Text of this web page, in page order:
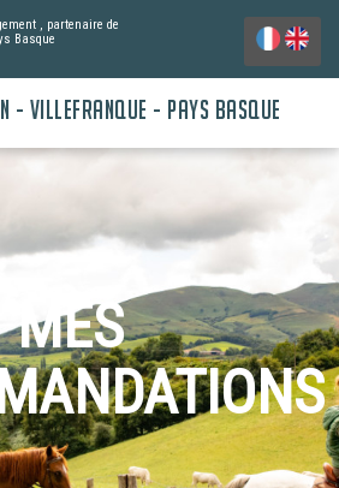
, partenaire de
Basque
- VILLEFRANQUE - PAYS BASQUE
MES